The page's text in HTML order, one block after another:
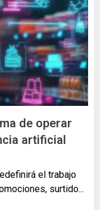
de operar
artificial
el trabajo
surtido...